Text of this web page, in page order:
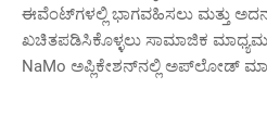
ಈವೆಂಟ್‌ಗಳಲ್ಲಿ ಭಾಗವಹಿಸಲು ಮತ್ತು
ಖಚಿತಪಡಿಸಿಕೊಳ್ಳಲು ಸಾಮಾಜಿಕ
NaMo ಅಪ್ಲಿಕೇಶನ್‌ನಲ್ಲಿ ಅಪ್‌ಲೋಡ್